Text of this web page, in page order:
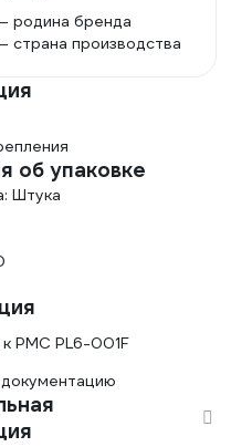
родина бренда
страна производства
об упаковке
Штука
к РМС PL6-001F